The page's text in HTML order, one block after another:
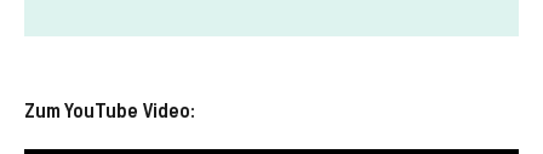
Zum YouTube Video: